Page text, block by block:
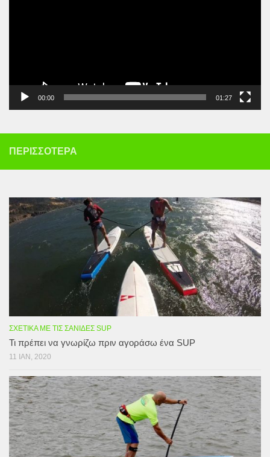
00:00 01:27
ΠΕΡΙΣΣΌΤΕΡΑ
ΣΧΕΤΙΚΆ ΜΕ ΤΙΣ ΣΑΝΊΔΕΣ SUP
Τι πρέπει να γνωρίζω πριν αγοράσω ένα SUP
11 ΙΑΝ, 2020